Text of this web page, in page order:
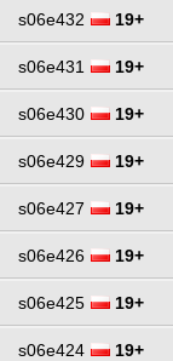
s06e432 19+
s06e431 19+
s06e430 19+
s06e429 19+
s06e427 19+
s06e426 19+
s06e425 19+
s06e424 19+